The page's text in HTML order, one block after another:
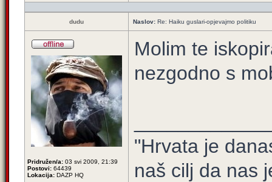
dudu Naslov: Re: Haiku guslari-opjevajmo politiku
Pridružen/a: 03 svi 2009, 21:39
Postovi: 64439
Lokacija: DAZP HQ
Molim te
nezgodno s
"Hrvata je
naš cilj da nas